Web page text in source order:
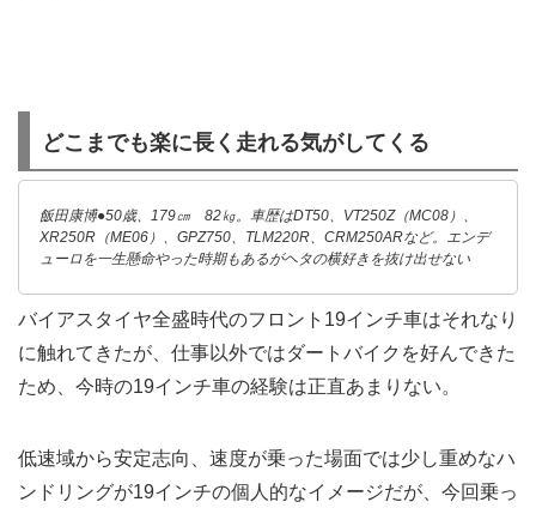
どこまでも楽に長く走れる気がしてくる
飯田康博●50歳、179㎝ 82㎏。車歴はDT50、VT250Z（MC08）、
XR250R（ME06）、GPZ750、TLM220R、CRM250ARなど。エンデ
ューロを一生懸命やった時期もあるがヘタの横好きを抜け出せない
バイアスタイヤ全盛時代のフロント19インチ車はそれなり
に触れてきたが、仕事以外ではダートバイクを好んできた
ため、今時の19インチ車の経験は正直あまりない。
低速域から安定志向、速度が乗った場面では少し重めなハ
ンドリングが19インチの個人的なイメージだが、今回乗っ